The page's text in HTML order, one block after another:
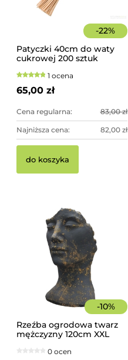
-22%
Patyczki 40cm do waty
cukrowej 200 sztuk
1 ocena
65,00 zł
Cena regularna: 83,00 zł
Najniższa cena: 82,00 zł
do koszyka
-10%
Rzeźba ogrodowa twarz
mężczyzny 120cm XXL
dekoracja ogrodowa
0 ocen